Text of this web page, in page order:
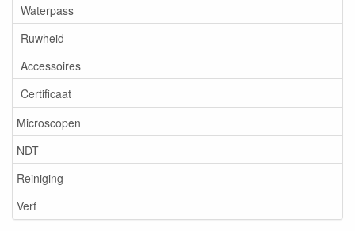
Waterpass
Ruwheid
Accessoires
Certificaat
Microscopen
NDT
Reiniging
Verf